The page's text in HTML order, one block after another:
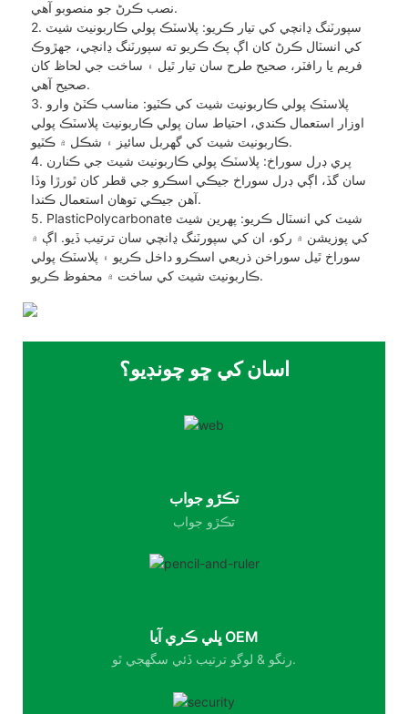
نصب ڪرڻ جو منصوبو آھي.
2. سپورٽنگ ڍانچي کي تيار ڪريو: پلاسٽڪ پولي ڪاربونيٽ شيٽ
کي انسٽال ڪرڻ کان اڳ پڪ ڪريو ته سپورٽنگ ڍانچي، جهڙوڪ
فريم يا رافٽر، صحيح طرح سان تيار ٿيل ۽ ساخت جي لحاظ کان
صحيح آهي.
3. پلاسٽڪ پولي ڪاربونيٽ شيٽ کي ڪٽيو: مناسب ڪٽڻ وارو
اوزار استعمال ڪندي، احتياط سان پولي ڪاربونيٽ پلاسٽڪ پولي
ڪاربونيٽ شيٽ کي گهربل سائيز ۽ شڪل ۾ ڪٽيو.
4. پري ڊرل سوراخ: پلاسٽڪ پولي ڪاربونيٽ شيٽ جي ڪنارن
سان گڏ، اڳي ڊرل سوراخ جيڪي اسڪرو جي قطر کان ٿورڙا وڏا
آهن جيڪي توهان استعمال ڪندا.
5. PlasticPolycarbonate شيٽ کي انسٽال ڪريو: پهرين شيٽ
کي پوزيشن ۾ رکو، ان کي سپورٽنگ ڍانچي سان ترتيب ڏيو. اڳ ۾
سوراخ ٿيل سوراخن ذريعي اسڪرو داخل ڪريو ۽ پلاسٽڪ پولي
ڪاربونيٽ شيٽ کي ساخت ۾ محفوظ ڪريو.
اسان کي ڇو چونڊيو؟
تڪڙو جواب
تڪڙو جواب
ڀلي ڪري آيا OEM
رنگو & لوگو ترتيب ڏئي سگهجي ٿو.